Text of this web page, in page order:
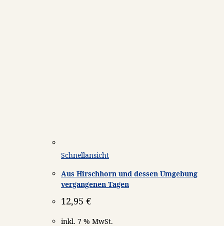
Schnellansicht
Aus Hirschhorn und dessen Umgebung
vergangenen Tagen
12,95 €
inkl. 7 % MwSt.